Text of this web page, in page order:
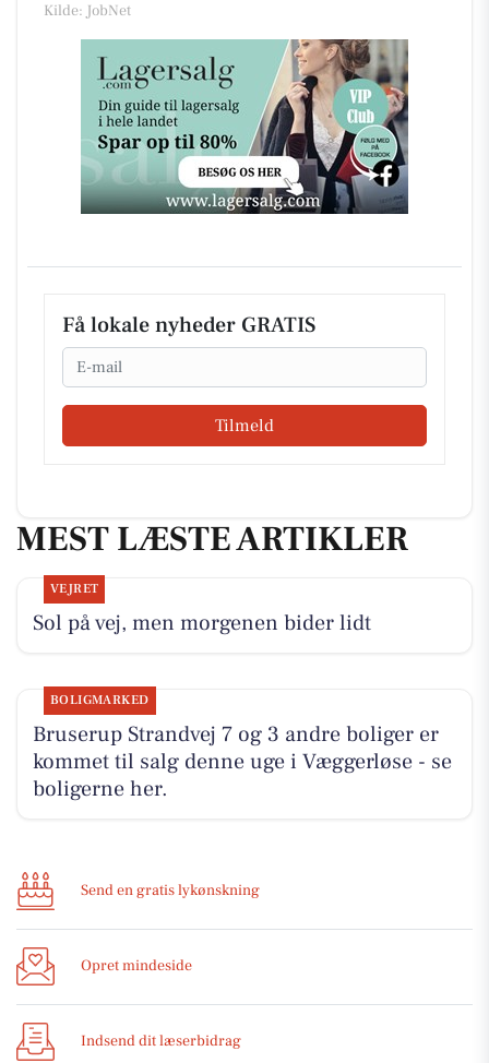
Kilde: JobNet
Få lokale nyheder GRATIS
Email
Tilmeld
MEST LÆSTE ARTIKLER
VEJRET
Sol på vej, men morgenen bider lidt
BOLIGMARKED
Bruserup Strandvej 7 og 3 andre boliger er
kommet til salg denne uge i Væggerløse - se
boligerne her.
Send en gratis lykønskning
Opret mindeside
Indsend dit læserbidrag